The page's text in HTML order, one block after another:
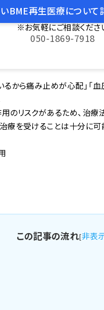
BME再生医療について
※お気軽にご相談くださ
050-1869-7918
から痛み止めが心配」「
のリスクがあるため、治
療を受けることは十分に可
この記事の流れ[非表